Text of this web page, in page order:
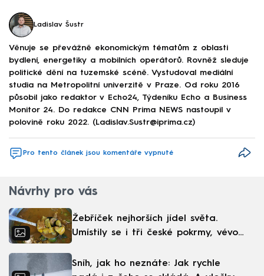
Ladislav Šustr
Věnuje se převážně ekonomickým tématům z oblasti
bydlení, energetiky a mobilních operátorů. Rovněž sleduje
politické dění na tuzemské scéně. Vystudoval mediální
studia na Metropolitní univerzitě v Praze. Od roku 2016
působil jako redaktor v Echo24, Týdeníku Echo a Business
Monitor 24. Do redakce CNN Prima NEWS nastoupil v
polovině roku 2022. (Ladislav.Sustr@iprima.cz)
Pro tento článek jsou komentáře vypnuté
Návrhy pro vás
Žebříček nejhorších jídel světa.
Umístily se i tři české pokrmy, vévodí
Sníh, jak ho neznáte: Jak rychle